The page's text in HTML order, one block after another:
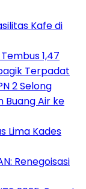
Kafe di
1,47
Terpadat
2 Selong
Buang Air ke
Lima Kades
Renegoisasi